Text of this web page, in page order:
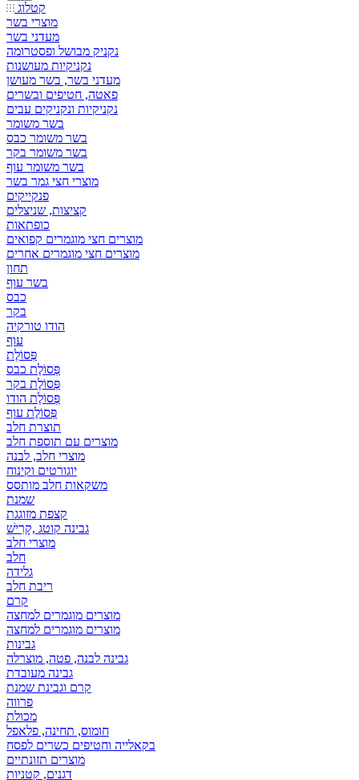
קטלוג
מוצרי בשר
מעדני בשר
נקניק מבושל ופסטרומה
נקניקיות מעושנות
מעדני בשר, בשר מעושן
פאטה, חטיפים ובשרים
נקניקיות ונקניקים עבים
בשר משומר
בשר משומר כבס
בשר משומר בקר
בשר משומר עוף
מוצרי חצי גמר בשר
פנקייקים
קציצות, שניצלים
כופתאות
מוצרים חצי מוגמרים קפואים
מוצרים חצי מוגמרים אחרים
תחון
בשר עוף
כבס
בקר
הודו טורקיה
עוף
פְּסוֹלֶת
פְּסוֹלֶת כבס
פְּסוֹלֶת בקר
פְּסוֹלֶת הודו
פְּסוֹלֶת עוף
תוצרת חלב
מוצרים עם תוספת חלב
מוצרי חלב, לבנה
יוגורטים וקינוח
משקאות חלב מותסס
שמנת
קצפת מזוגגת
גבינה קוטג ,קָרִישׁ
מוצרי חלב
חלב
גלידה
ריבת חלב
קרם
מוצרים מוגמרים למחצה
מוצרים מוגמרים למחצה
גבינות
גבינה לבנה, פטה, מוצרלה
גבינה מעובדת
קרם וגבינת שמנת
פרווה
מכולת
חומוס, תחינה, פלאפל
בקאלייה וחטיפים כשרים לפסח
מוצרים תזונתיים
דגנים, קטניות